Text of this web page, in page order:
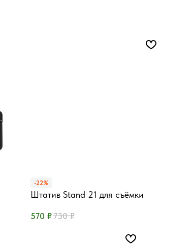
-22%
Штатив Stand 21 для съёмки
570 ₽730 ₽